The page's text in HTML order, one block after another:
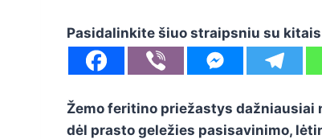
Pasidalinkite šiuo straipsniu su
Žemo feritino priežastys dažniausiai
dėl prasto geležies pasisavinimo,